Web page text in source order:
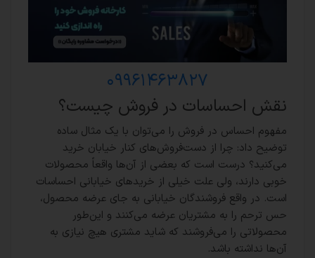
۰۹۹۶۱۴۶۳۸۲۷
نقش احساسات در فروش چیست؟
مفهوم احساس در فروش را می‌توان با یک مثال ساده
توضیح داد: چرا از دست‌فروش‌های کنار خیابان خرید
می‌کنید؟ درست است که بعضی از آن‌ها واقعاً محصولات
خوبی دارند، ولی علت خیلی از خریدهای خیابانی احساسات
است. در واقع فروشندگان خیابانی به جای عرضه محصول،
حس ترحم را به مشتریان عرضه می‌کنند و این‌طور
محصولاتی را می‌فروشند که شاید مشتری هیچ نیازی به
آن‌ها نداشته باشد.